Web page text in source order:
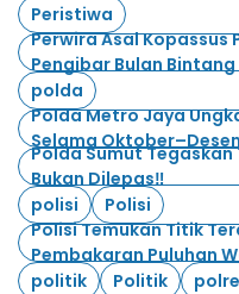
Peristiwa
Perwira Asal Kopassus
Pengibar Bulan Bintang
polda
Polda Metro Jaya
Selama
Polda Sumut
Bukan Dilepas‼️
polisi
Polisi
Polisi Temukan Titik
Pembakaran Puluhan
politik
Politik